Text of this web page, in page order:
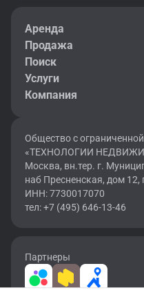
Аренда
Продажа
Поиск
Услуги
Компания
Общество с
«ТЕХНОЛОГИИ
Москва, вн.тер. г.
наб Пресненская, дом
ИНН: 7730017070
тел: +7 (495) 646-13-46
Партнеры